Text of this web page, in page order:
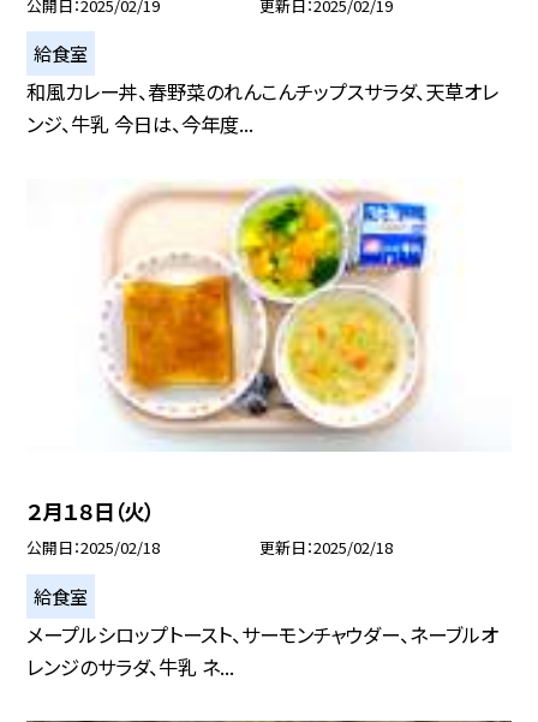
公開日 2025/02/19 更新日 2025/02/19
給食室
和風カレー丼、春野菜のれんこんチップスサラダ、天草オレ
ンジ、牛乳 今日は、今年度...
２月１８日（火）
公開日 2025/02/18 更新日 2025/02/18
給食室
メープルシロップトースト、サーモンチャウダー、ネーブルオ
レンジのサラダ、牛乳 ネ...